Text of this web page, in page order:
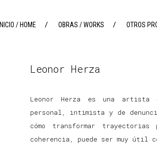
INICIO / HOME OBRAS / WORKS
CON_FORMAS / CON_FORMAS
EMOCIONES / EMOTIONS
LA TRIDIMENSIONALIDAD DE LA
PINTURA / THREE-
OTROS
Leonor Herza
Leonor Herza es una artista
personal, intimista y de
cómo transformar
coherencia, puede ser muy útil